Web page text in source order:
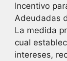
Incentivo
Adeudadas
La medida
cual
intereses,